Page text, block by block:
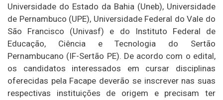
Universidade do Estado da Bahia (Uneb), Universidade
de Pernambuco (UPE), Universidade Federal do Vale do
São Francisco (Univasf) e do Instituto Federal de
Educação, Ciência e Tecnologia do Sertão
Pernambucano (IF-Sertão PE). De acordo com o edital,
os candidatos interessados em cursar disciplinas
oferecidas pela Facape deverão se inscrever nas suas
respectivas instituições de origem e precisam ter